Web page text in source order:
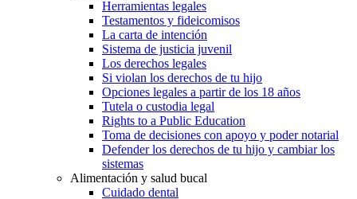
Herramientas legales
Testamentos y fideicomisos
La carta de intención
Sistema de justicia juvenil
Los derechos legales
Si violan los derechos de tu hijo
Opciones legales a partir de los 18 años
Tutela o custodia legal
Rights to a Public Education
Toma de decisiones con apoyo y poder notarial
Defender los derechos de tu hijo y cambiar los
sistemas
Alimentación y salud bucal
Cuidado dental